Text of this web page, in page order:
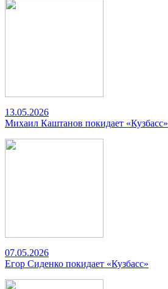
13.05.2026
Михаил Каштанов покидает «Кузбасс»
07.05.2026
Егор Сиденко покидает «Кузбасс»